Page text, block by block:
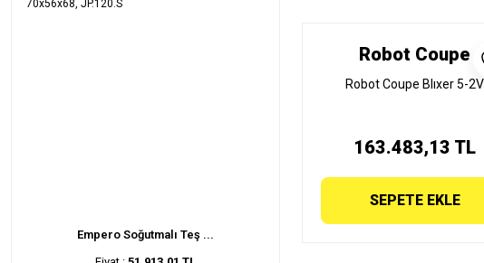
Empero Soğutmalı Teş ...
Robot Coupe
Robot Coupe Blıxer 5-2V
163.483,13 TL
SEPETE EKLE